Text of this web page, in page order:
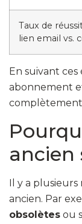
Taux de
lien email vs.
En suivant
abonnement
ancien
Il y a plusieurs
ancien. Par
obsolètes ou